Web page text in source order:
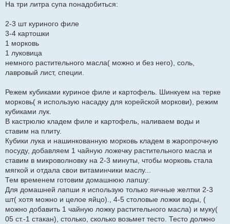
На три литра супа понадобиться:
2-3 шт куриного филе
3-4 картошки
1 морковь
1 луковица
немного растительного масла( можно и без него), соль,
лавровый лист, специи.
Режем кубиками куриное филе и картофель. Шинкуем на терке
морковь( я использую насадку для корейской моркови), режим
кубиками лук.
В кастрюлю кладем филе и картофель, наливаем воды и
ставим на плиту.
Кубики лука и нашинкованную морковь кладем в жаропрочную
посуду, добавляем 1 чайную ложечку растительного масла и
ставим в микроволновку на 2-3 минуты, чтобы морковь стала
мягкой и отдала свои витаминчики маслу...
Тем временем готовим домашнюю лапшу:
Для домашней лапши я использую только яичные желтки 2-3
шт( хотя можно и целое яйцо)., 4-5 столовые ложки воды, (
можно добавить 1 чайную ложку растительного масла) и муку(
05 ст.-1 стакан), столько, сколько возьмет тесто. Тесто должно